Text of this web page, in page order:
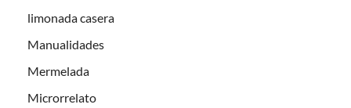
limonada casera
Manualidades
Mermelada
Microrrelato